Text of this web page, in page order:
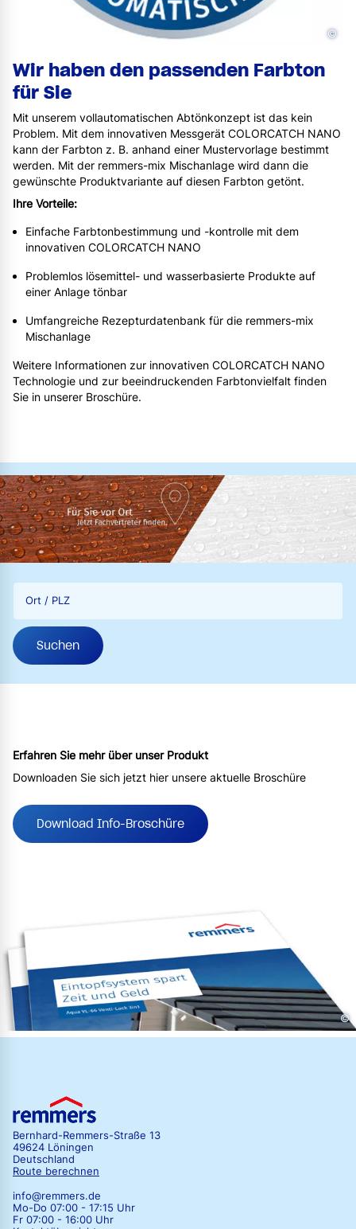
Wir haben den passenden Farbton
für Sie
Mit unserem vollautomatischen Abtönkonzept ist das kein
Problem. Mit dem innovativen Messgerät COLORCATCH NANO
kann der Farbton z. B. anhand einer Mustervorlage bestimmt
werden. Mit der remmers-mix Mischanlage wird dann die
gewünschte Produktvariante auf diesen Farbton getönt.
Ihre Vorteile:
Einfache Farbtonbestimmung und -kontrolle mit dem
innovativen COLORCATCH NANO
Problemlos lösemittel- und wasserbasierte Produkte auf
einer Anlage tönbar
Umfangreiche Rezepturdatenbank für die remmers-mix
Mischanlage
Weitere Informationen zur innovativen COLORCATCH NANO
Technologie und zur beeindruckenden Farbtonvielfalt finden
Sie in unserer Broschüre.
©
Ort / PLZ
Suchen
Erfahren Sie mehr über unser Produkt
Downloaden Sie sich jetzt hier unsere aktuelle Broschüre
Download Info-Broschüre
©
Bernhard-Remmers-Straße 13
49624 Löningen
Deutschland
Route berechnen
info@remmers.de
Mo-Do 07:00 - 17:15 Uhr
Fr 07:00 - 16:00 Uhr